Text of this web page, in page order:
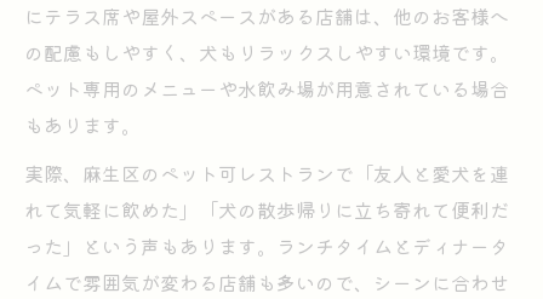
にテラス席や屋外スペースがある店舗は、他のお客様へ
の配慮もしやすく、犬もリラックスしやすい環境です。
ペット専用のメニューや水飲み場が用意されている場合
もあります。
実際、麻生区のペット可レストランで「友人と愛犬を連
れて気軽に飲めた」「犬の散歩帰りに立ち寄れて便利だ
った」という声もあります。ランチタイムとディナータ
イムで雰囲気が変わる店舗も多いので、シーンに合わせ